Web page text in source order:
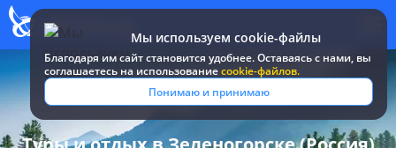
Мы используем cookie-файлы
Благодаря им сайт становится удобнее. Оставаясь c нами, вы
соглашаетесь на использованиеcookie-файлов.
Понимаю и принимаю
Все туры и путевки / Россия / в Зеленогорске